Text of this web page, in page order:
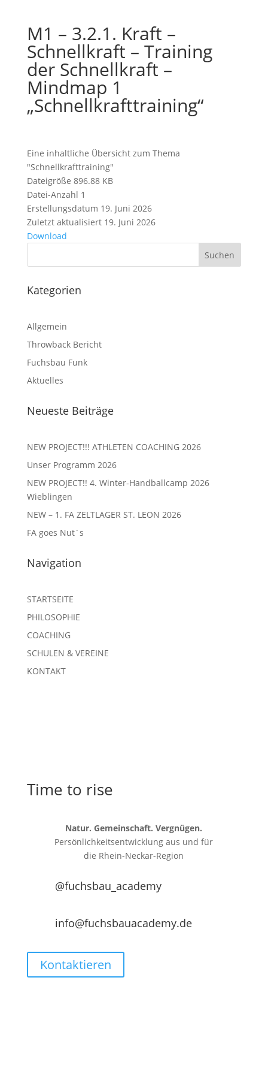
M1 – 3.2.1. Kraft –
Schnellkraft – Training
der Schnellkraft –
Mindmap 1
„Schnellkrafttraining“
Eine inhaltliche Übersicht zum Thema
"Schnellkrafttraining"
Dateigröße 896.88 KB
Datei-Anzahl 1
Erstellungsdatum 19. Juni 2026
Zuletzt aktualisiert 19. Juni 2026
Download
Kategorien
Allgemein
Throwback Bericht
Fuchsbau Funk
Aktuelles
Neueste Beiträge
NEW PROJECT!!! ATHLETEN COACHING 2026
Unser Programm 2026
NEW PROJECT!! 4. Winter-Handballcamp 2026
Wieblingen
NEW – 1. FA ZELTLAGER ST. LEON 2026
FA goes Nut´s
Navigation
STARTSEITE
PHILOSOPHIE
COACHING
SCHULEN & VEREINE
KONTAKT
Time to rise
Natur. Gemeinschaft. Vergnügen.
Persönlichkeitsentwicklung aus und für
die Rhein-Neckar-Region
@fuchsbau_academy
info@fuchsbauacademy.de
Kontaktieren